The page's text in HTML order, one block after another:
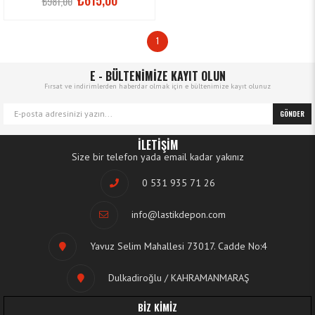
1
E - BÜLTENİMİZE KAYIT OLUN
Fırsat ve indirimlerden haberdar olmak için e bültenimize kayıt olunuz
GÖNDER
İLETİŞİM
Size bir telefon yada email kadar yakınız
0 531 935 71 26
info@lastikdepon.com
Yavuz Selim Mahallesi 73017. Cadde No:4
Dulkadiroğlu / KAHRAMANMARAŞ
BİZ KİMİZ